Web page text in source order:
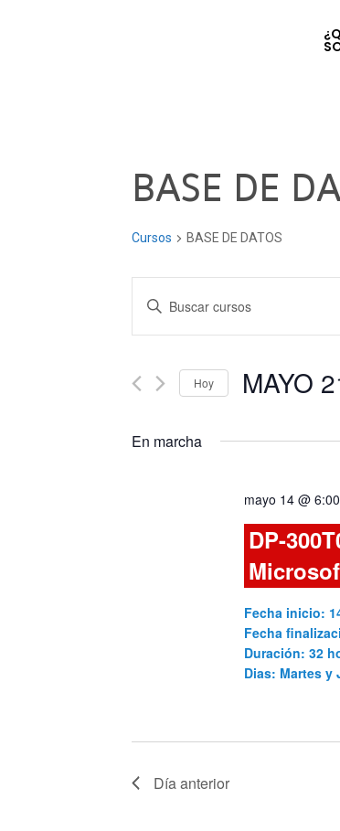
BASE DE
Cursos BASE DE DATOS
Navegación
de
búsqueda
y
Introduce
Busca
para
Hoy MAYO
En marcha
mayo 14 @
DP-
Fecha inicio:
Fecha
Duración: 32
Dias: Martes y
Día anterior